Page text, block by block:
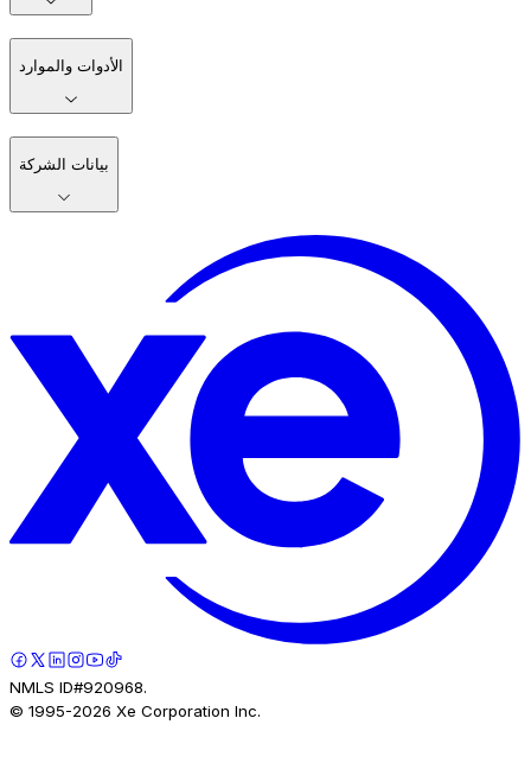
الأدوات والموارد
بيانات الشركة
NMLS ID#920968.
© 1995-2026 Xe Corporation Inc.